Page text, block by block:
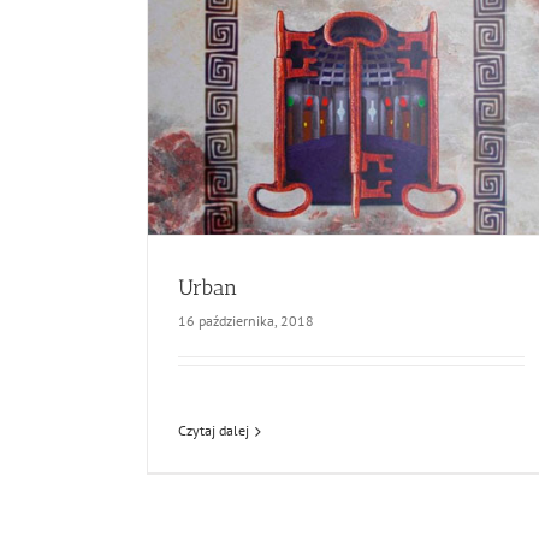
Urban
16 października, 2018
Czytaj dalej